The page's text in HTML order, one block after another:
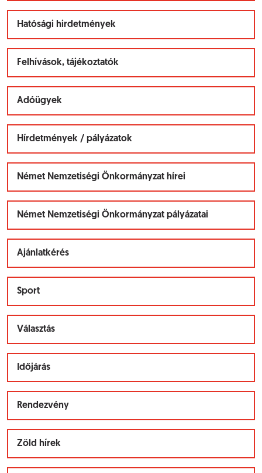
Hatósági hirdetmények
Felhívások, tájékoztatók
Adóügyek
Hírdetmények / pályázatok
Német Nemzetiségi Önkormányzat hírei
Német Nemzetiségi Önkormányzat pályázatai
Ajánlatkérés
Sport
Választás
Időjárás
Rendezvény
Zöld hírek